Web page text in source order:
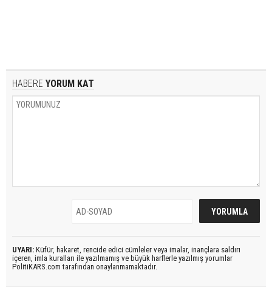
HABERE YORUM KAT
UYARI: Küfür, hakaret, rencide edici cümleler veya imalar, inançlara saldırı
içeren, imla kuralları ile yazılmamış ve büyük harflerle yazılmış yorumlar
PolitiKARS.com tarafından onaylanmamaktadır.